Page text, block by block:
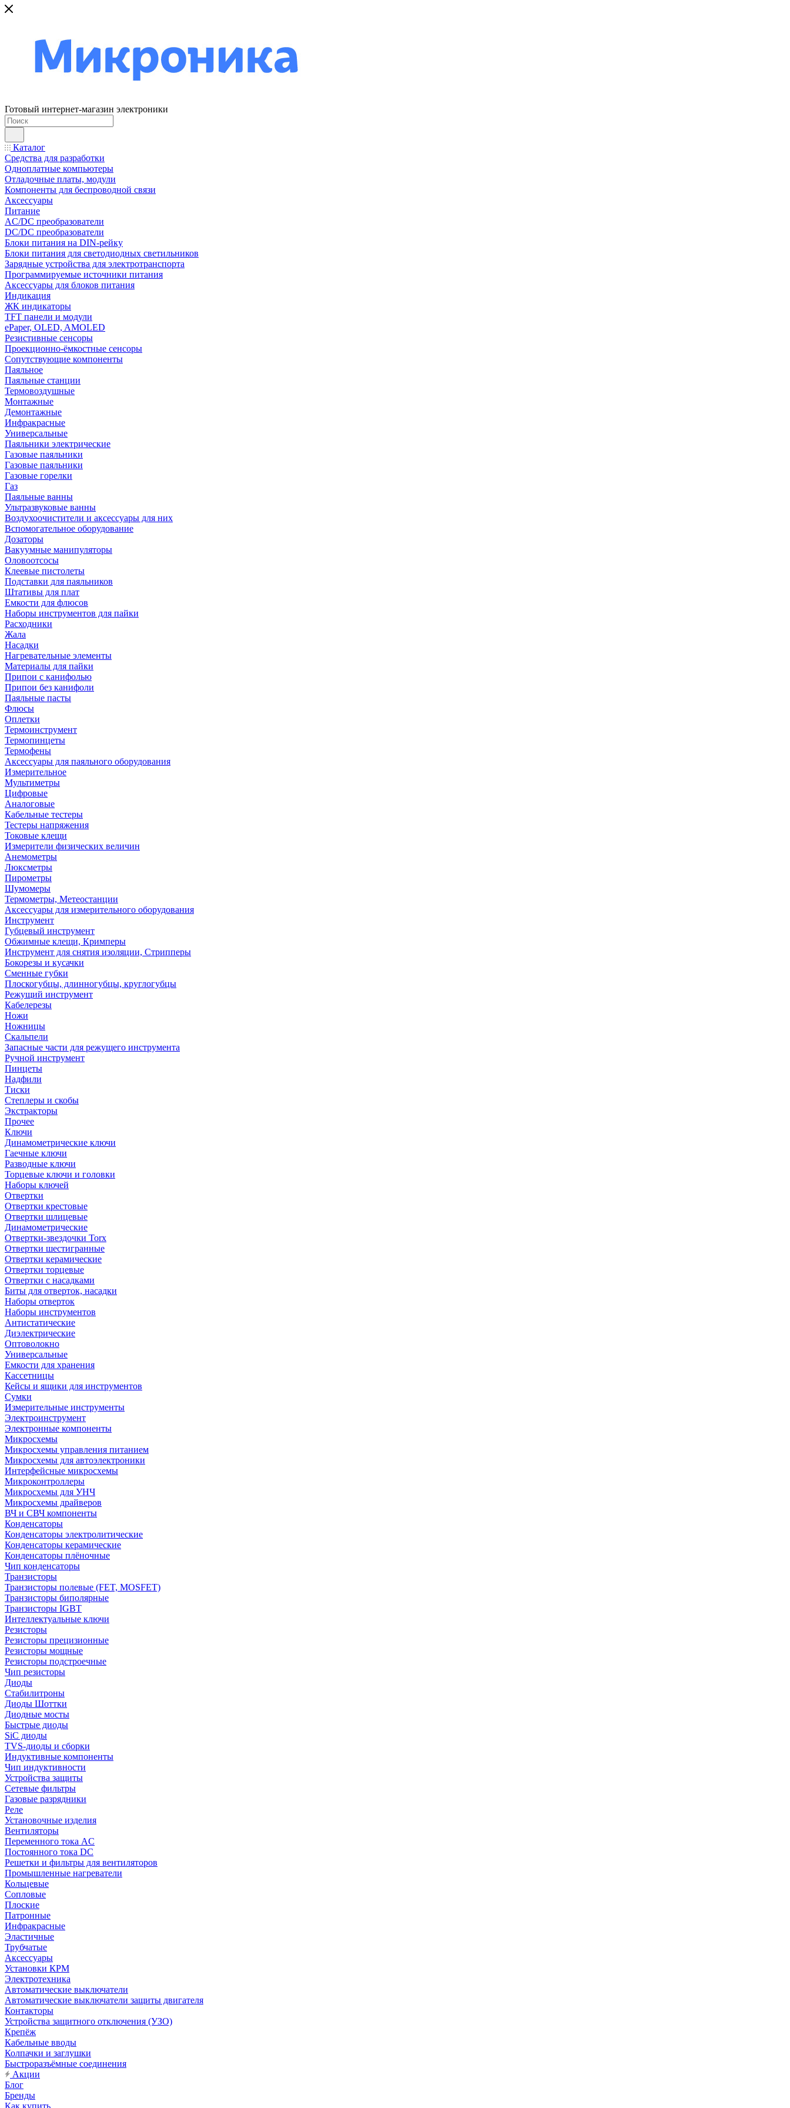
Готовый интернет-магазин электроники
Каталог
Средства для разработки
Одноплатные компьютеры
Отладочные платы, модули
Компоненты для беспроводной связи
Аксессуары
Питание
AC/DC преобразователи
DC/DC преобразователи
Блоки питания на DIN-рейку
Блоки питания для светодиодных светильников
Зарядные устройства для электротранспорта
Программируемые источники питания
Аксессуары для блоков питания
Индикация
ЖК индикаторы
TFT панели и модули
ePaper, OLED, AMOLED
Резистивные сенсоры
Проекционно-ёмкостные сенсоры
Сопутствующие компоненты
Паяльное
Паяльные станции
Термовоздушные
Монтажные
Демонтажные
Инфракрасные
Универсальные
Паяльники электрические
Газовые паяльники
Газовые паяльники
Газовые горелки
Газ
Паяльные ванны
Ультразвуковые ванны
Воздухоочистители и аксессуары для них
Вспомогательное оборудование
Дозаторы
Вакуумные манипуляторы
Оловоотсосы
Клеевые пистолеты
Подставки для паяльников
Штативы для плат
Емкости для флюсов
Наборы инструментов для пайки
Расходники
Жала
Насадки
Нагревательные элементы
Материалы для пайки
Припои с канифолью
Припои без канифоли
Паяльные пасты
Флюсы
Оплетки
Термоинструмент
Термопинцеты
Термофены
Аксессуары для паяльного оборудования
Измерительное
Мультиметры
Цифровые
Аналоговые
Кабельные тестеры
Тестеры напряжения
Токовые клещи
Измерители физических величин
Анемометры
Люксметры
Пирометры
Шумомеры
Термометры, Метеостанции
Аксессуары для измерительного оборудования
Инструмент
Губцевый инструмент
Обжимные клещи, Кримперы
Инструмент для снятия изоляции, Стрипперы
Бокорезы и кусачки
Сменные губки
Плоскогубцы, длинногубцы, круглогубцы
Режущий инструмент
Кабелерезы
Ножи
Ножницы
Скальпели
Запасные части для режущего инструмента
Ручной инструмент
Пинцеты
Надфили
Тиски
Степлеры и скобы
Экстракторы
Прочее
Ключи
Динамометрические ключи
Гаечные ключи
Разводные ключи
Торцевые ключи и головки
Наборы ключей
Отвертки
Отвертки крестовые
Отвертки шлицевые
Динамометрические
Отвертки-звездочки Torx
Отвертки шестигранные
Отвертки керамические
Отвертки торцевые
Отвертки с насадками
Биты для отверток, насадки
Наборы отверток
Наборы инструментов
Антистатические
Диэлектрические
Оптоволокно
Универсальные
Емкости для хранения
Кассетницы
Кейсы и ящики для инструментов
Сумки
Измерительные инструменты
Электроинструмент
Электронные компоненты
Микросхемы
Микросхемы управления питанием
Микросхемы для автоэлектроники
Интерфейсные микросхемы
Микроконтроллеры
Микросхемы для УНЧ
Микросхемы драйверов
ВЧ и СВЧ компоненты
Конденсаторы
Конденсаторы электролитические
Конденсаторы керамические
Конденсаторы плёночные
Чип конденсаторы
Транзисторы
Транзисторы полевые (FET, MOSFET)
Транзисторы биполярные
Транзисторы IGBT
Интеллектуальные ключи
Резисторы
Резисторы прецизионные
Резисторы мощные
Резисторы подстроечные
Чип резисторы
Диоды
Стабилитроны
Диоды Шоттки
Диодные мосты
Быстрые диоды
SiC диоды
TVS-диоды и сборки
Индуктивные компоненты
Чип индуктивности
Устройства защиты
Сетевые фильтры
Газовые разрядники
Реле
Установочные изделия
Вентиляторы
Переменного тока AC
Постоянного тока DC
Решетки и фильтры для вентиляторов
Промышленные нагреватели
Кольцевые
Сопловые
Плоские
Патронные
Инфракрасные
Эластичные
Трубчатые
Аксессуары
Установки КРМ
Электротехника
Автоматические выключатели
Автоматические выключатели защиты двигателя
Контакторы
Устройства защитного отключения (УЗО)
Крепёж
Кабельные вводы
Колпачки и заглушки
Быстроразъёмные соединения
Акции
Блог
Бренды
Как купить